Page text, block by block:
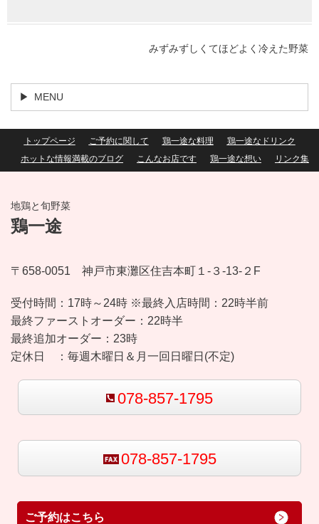
みずみずしくてほどよく冷えた野菜
MENU
トップページ ご予約に関して 鶏一途な料理
鶏一途なドリンク
ホットな情報満載のブログ
こんなお店です 鶏一途な想い リンク集
地鶏と旬野菜
鶏一途
〒658-0051 神戸市東灘区住吉本町１-３-13-２F
受付時間： 17時～24時 ※最終入店時間：22時半前
最終ファーストオーダー：22時半
最終追加オーダー：23時
定休日 ： 毎週木曜日＆月一回日曜日(不定)
078-857-1795
078-857-1795
ご予約はこちら